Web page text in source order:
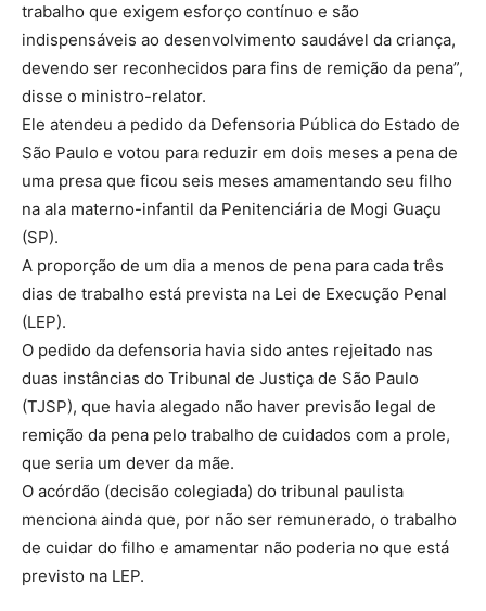
trabalho que exigem esforço contínuo e são
indispensáveis ao desenvolvimento saudável da criança,
devendo ser reconhecidos para fins de remição da pena”,
disse o ministro-relator.
Ele atendeu a pedido da Defensoria Pública do Estado de
São Paulo e votou para reduzir em dois meses a pena de
uma presa que ficou seis meses amamentando seu filho
na ala materno-infantil da Penitenciária de Mogi Guaçu
(SP).
A proporção de um dia a menos de pena para cada três
dias de trabalho está prevista na Lei de Execução Penal
(LEP).
O pedido da defensoria havia sido antes rejeitado nas
duas instâncias do Tribunal de Justiça de São Paulo
(TJSP), que havia alegado não haver previsão legal de
remição da pena pelo trabalho de cuidados com a prole,
que seria um dever da mãe.
O acórdão (decisão colegiada) do tribunal paulista
menciona ainda que, por não ser remunerado, o trabalho
de cuidar do filho e amamentar não poderia no que está
previsto na LEP.